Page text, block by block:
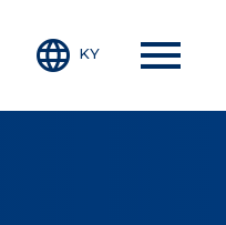
language KY menu